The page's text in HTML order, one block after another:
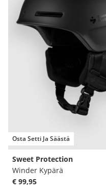
Osta Setti Ja Säästä
Sweet Protection
Winder Kypärä
€ 99,95